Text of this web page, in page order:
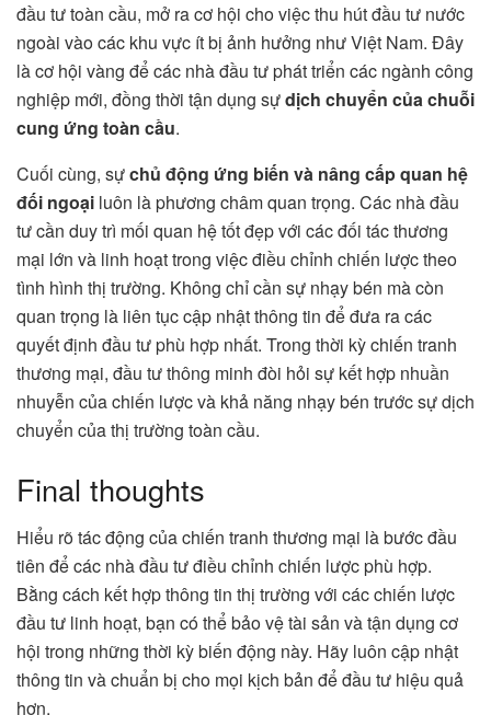
đầu tư toàn cầu, mở ra cơ hội cho việc thu hút đầu tư nước
ngoài vào các khu vực ít bị ảnh hưởng như Việt Nam. Đây
là cơ hội vàng để các nhà đầu tư phát triển các ngành công
nghiệp mới, đồng thời tận dụng sựdịch chuyển của chuỗi
cung ứng toàn cầu.
Cuối cùng, sựchủ động ứng biến và nâng cấp quan hệ
đối ngoại luôn là phương châm quan trọng. Các nhà đầu
tư cần duy trì mối quan hệ tốt đẹp với các đối tác thương
mại lớn và linh hoạt trong việc điều chỉnh chiến lược theo
tình hình thị trường. Không chỉ cần sự nhạy bén mà còn
quan trọng là liên tục cập nhật thông tin để đưa ra các
quyết định đầu tư phù hợp nhất. Trong thời kỳ chiến tranh
thương mại, đầu tư thông minh đòi hỏi sự kết hợp nhuần
nhuyễn của chiến lược và khả năng nhạy bén trước sự dịch
chuyển của thị trường toàn cầu.
Final thoughts
Hiểu rõ tác động của chiến tranh thương mại là bước đầu
tiên để các nhà đầu tư điều chỉnh chiến lược phù hợp.
Bằng cách kết hợp thông tin thị trường với các chiến lược
đầu tư linh hoạt, bạn có thể bảo vệ tài sản và tận dụng cơ
hội trong những thời kỳ biến động này. Hãy luôn cập nhật
thông tin và chuẩn bị cho mọi kịch bản để đầu tư hiệu quả
hơn.